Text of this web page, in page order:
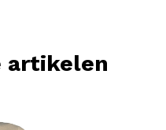
artikelen